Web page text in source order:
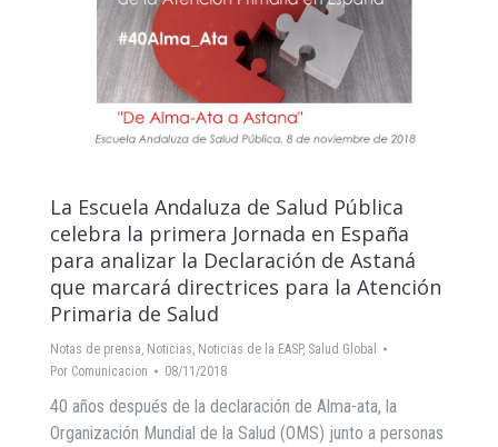
La Escuela Andaluza de Salud Pública
celebra la primera Jornada en España
para analizar la Declaración de Astaná
que marcará directrices para la Atención
Primaria de Salud
Notas de prensa, Noticias, Noticias de la EASP, Salud Global
Por Comunicacion 08/11/2018
40 años después de la declaración de Alma-ata, la
Organización Mundial de la Salud (OMS) junto a personas